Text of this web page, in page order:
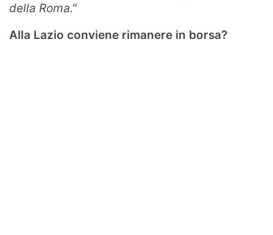
della Roma."
Alla Lazio conviene rimanere in borsa?